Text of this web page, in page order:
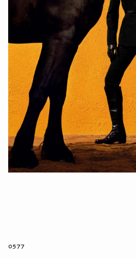
0577